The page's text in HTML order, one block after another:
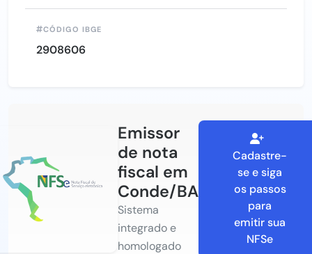
CÓDIGO IBGE
2908606
Emissor
de nota
fiscal em
Conde/BA
Sistema
integrado e
homologado
Cadastre-
se e siga
os passos
para
emitir sua
NFSe